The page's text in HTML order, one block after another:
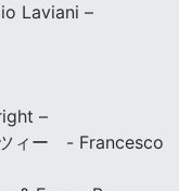
Laviani –
–
ツィー - Francesco